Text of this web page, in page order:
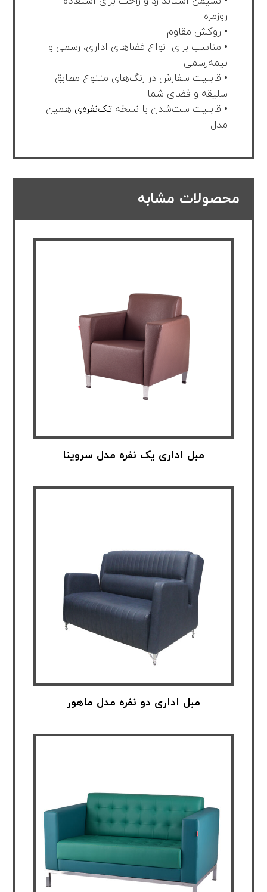
روزمره
• روکش مقاوم
• مناسب برای انواع فضاهای اداری، رسمی و
نیمه‌رسمی
• قابلیت سفارش در رنگ‌های متنوع مطابق
سلیقه و فضای شما
• قابلیت ست‌شدن با نسخهتک‌نفره‌ی همین
مدل
محصولات مشابه
مبل اداری یک نفره مدل سروینا
مبل اداری دو نفره مدل ماهور